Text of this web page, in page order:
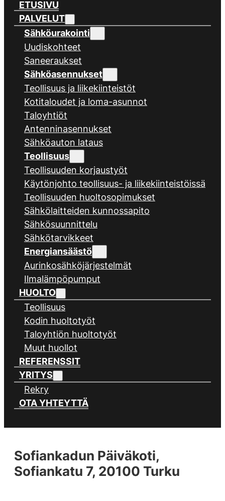
ETUSIVU
PALVELUT
Sähköurakointi
Uudiskohteet
Saneeraukset
Sähköasennukset
Teollisuus ja liikekiinteistöt
Kotitaloudet ja loma-asunnot
Taloyhtiöt
Antenninasennukset
Sähköauton lataus
Teollisuus
Teollisuuden korjaustyöt
Käytönjohto teollisuus- ja liikekiinteistöissä
Teollisuuden huoltosopimukset
Sähkölaitteiden kunnossapito
Sähkösuunnittelu
Sähkötarvikkeet
Energiansäästö
Aurinkosähköjärjestelmät
Ilmalämpöpumput
HUOLTO
Teollisuus
Kodin huoltotyöt
Taloyhtiön huoltotyöt
Muut huollot
REFERENSSIT
YRITYS
Rekry
OTA YHTEYTTÄ
Sofiankadun Päiväkoti,
Sofiankatu 7, 20100 Turku